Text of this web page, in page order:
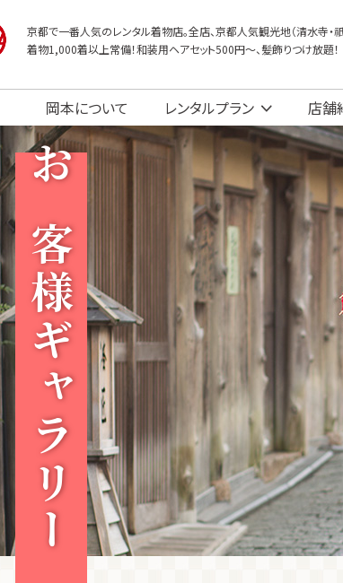
京都で一番人気のレンタル着物店。全店、京都人気観光地（清水寺・祇
着物1,000着以上常備！和装用ヘアセット500円〜、髪飾りつけ放題！
岡本について レンタルプラン 店舗
お客様ギャラリー